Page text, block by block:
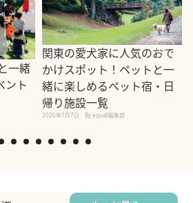
一緒
ント
関東の愛犬家に人気のおで
かけスポット！ペットと一
緒に楽しめるペット宿・日
帰り施設一覧
2026年7月7日 By equall編集部